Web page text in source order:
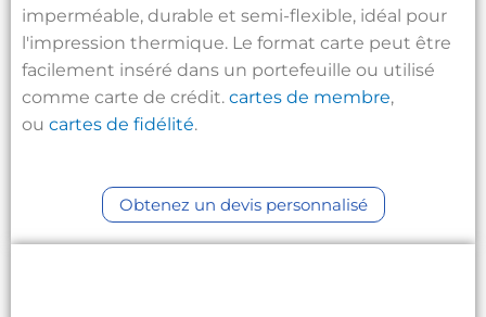
imperméable, durable et semi-flexible, idéal pour
l'impression thermique. Le format carte peut être
facilement inséré dans un portefeuille ou utilisé
comme carte de crédit. cartes de membre,
ou cartes de fidélité.
Obtenez un devis personnalisé